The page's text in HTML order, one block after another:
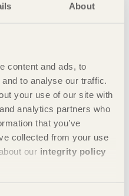
About
content and ads, to
to analyse our traffic.
your use of our site with
analytics partners who
that you’ve
collected from your use
our integrity policy